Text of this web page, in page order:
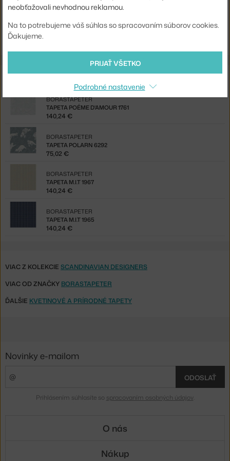
EAN
7320094006300
Z rovnakej kolekcie
TAPETA POÉME D'AMOUR 1761
BORASTAPETER
140,24 €
TAPETA POLARN 6292
BORASTAPETER
75,02 €
TAPETA M.I.T 1967
BORASTAPETER
140,24 €
TAPETA M.I.T 1965
BORASTAPETER
140,24 €
VIAC Z KOLEKCIE SCANDINAVIAN DESIGNERS
VIAC OD ZNAČKY BORASTAPETER
ĎALŠIE KVETINOVÉ A PRÍRODNÉ TAPETY
neobťažovali nevhodnou reklamou.
Na to potrebujeme váš súhlas so spracovaním súborov cookies.
Ďakujeme.
PRIJAŤ VŠETKO
Podrobné nastavenie
Novinky e-mailom
ODOSLAŤ
Prihlásením súhlasíte so spracovaním osobných údajov.
O nás
Nákup